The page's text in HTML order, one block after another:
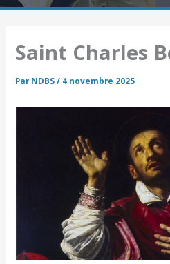
Saint Charles
ParNDBS/ 4 novembre 2025